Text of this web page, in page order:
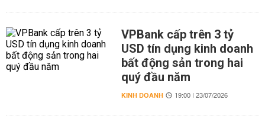
VPBank cấp trên 3 tỷ
USD tín dụng kinh doanh
bất động sản trong hai
quý đầu năm
KINH DOANH 19:00 | 23/07/2026